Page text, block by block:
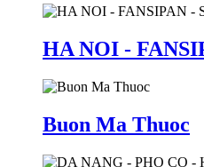
HA NOI -
Buon Ma Thuoc